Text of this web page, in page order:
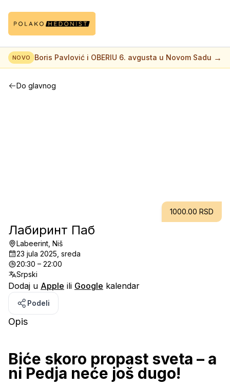
NOVO Boris Pavlović i OBERIU 6. avgusta u Novom Sadu →
Do glavnog
1000.00 RSD
Лабиринт Паб
Labeerint, Niš
23 jula 2025, sreda
20:30 – 22:00
Srpski
Dodaj u Apple ili Google kalendar
Podeli
Opis
Biće skoro propast sveta – a
ni Pedja neće još dugo!